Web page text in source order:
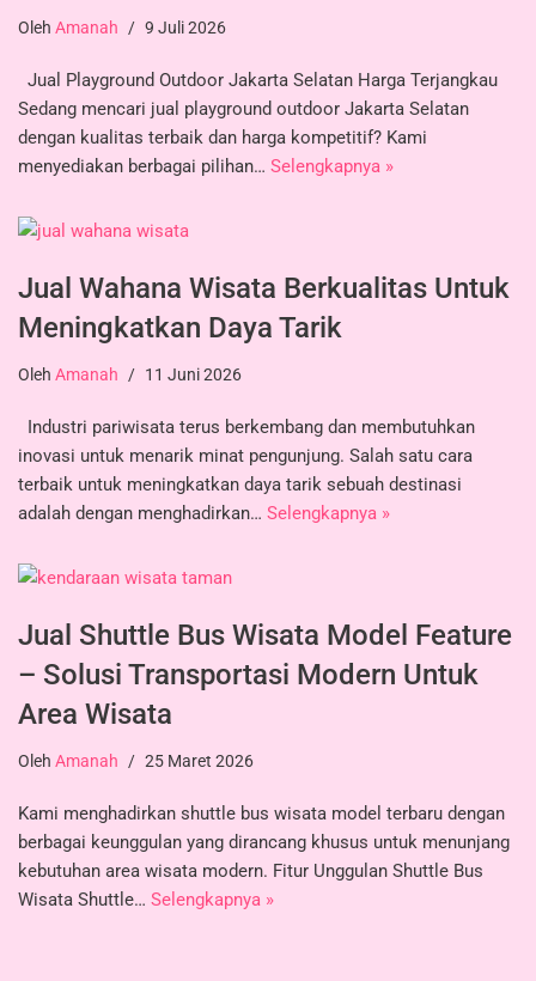
Oleh Amanah 9 Juli 2026
Jual Playground Outdoor Jakarta Selatan Harga Terjangkau
Sedang mencari jual playground outdoor Jakarta Selatan
dengan kualitas terbaik dan harga kompetitif? Kami
menyediakan berbagai pilihan… Selengkapnya »
Jual Wahana Wisata Berkualitas Untuk
Meningkatkan Daya Tarik
Oleh Amanah 11 Juni 2026
Industri pariwisata terus berkembang dan membutuhkan
inovasi untuk menarik minat pengunjung. Salah satu cara
terbaik untuk meningkatkan daya tarik sebuah destinasi
adalah dengan menghadirkan… Selengkapnya »
Jual Shuttle Bus Wisata Model Feature
– Solusi Transportasi Modern Untuk
Area Wisata
Oleh Amanah 25 Maret 2026
Kami menghadirkan shuttle bus wisata model terbaru dengan
berbagai keunggulan yang dirancang khusus untuk menunjang
kebutuhan area wisata modern. Fitur Unggulan Shuttle Bus
Wisata Shuttle… Selengkapnya »